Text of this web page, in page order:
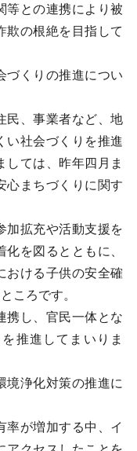
等との連携により被
欺の根絶を目指して
くりの推進につい
、事業者など、地
い社会づくりを推進
しては、昨年四月ま
心まちづくりに関す
拡充や活動支援を
を図るとともに、
おける子供の安全確
ころです。
し、官民一体とな
推進してまいりま
浄化対策の推進に
が増加する中、イ